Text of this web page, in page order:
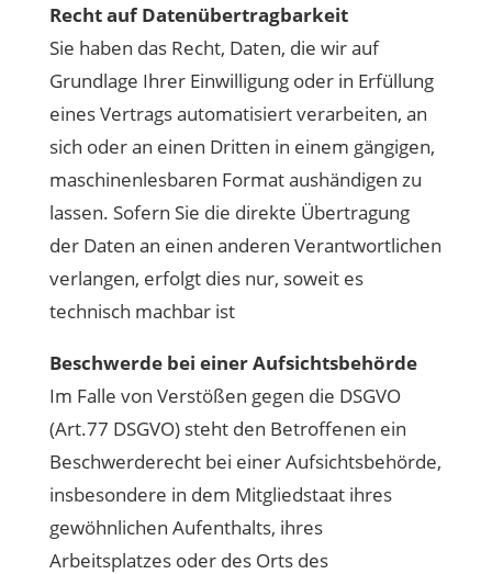
Recht auf Datenübertragbarkeit
Sie haben das Recht, Daten, die wir auf
Grundlage Ihrer Einwilligung oder in Erfüllung
eines Vertrags automatisiert verarbeiten, an
sich oder an einen Dritten in einem gängigen,
maschinenlesbaren Format aushändigen zu
lassen. Sofern Sie die direkte Übertragung
der Daten an einen anderen Verantwortlichen
verlangen, erfolgt dies nur, soweit es
technisch machbar ist
Beschwerde bei einer Aufsichtsbehörde
Im Falle von Verstößen gegen die DSGVO
(Art.77 DSGVO) steht den Betroffenen ein
Beschwerderecht bei einer Aufsichtsbehörde,
insbesondere in dem Mitgliedstaat ihres
gewöhnlichen Aufenthalts, ihres
Arbeitsplatzes oder des Orts des